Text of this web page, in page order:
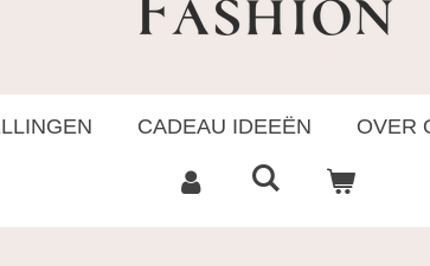
CADEAU IDEEËN OVER